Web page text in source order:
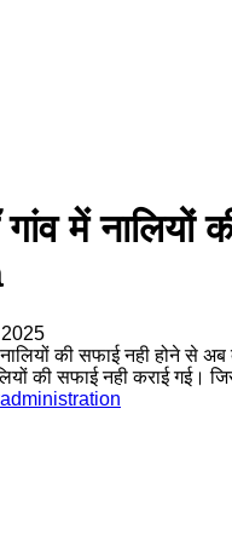
गांव में
की सफाई नही होने से
की सफाई नही कराई गई।
administration